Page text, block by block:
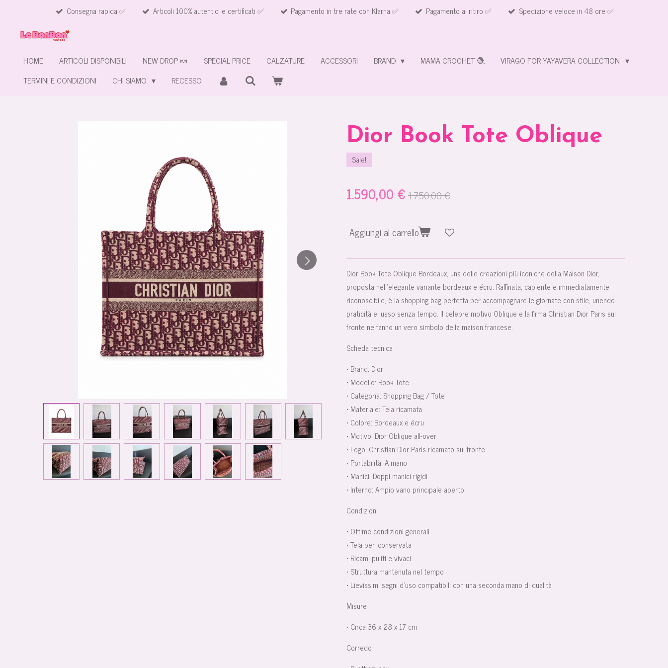
contenuto
Consegna rapida ✅ Articoli 100% autentici e certificati ✅ Pagamento in tre rate con Klarna ✅ Pagamento al ritiro ✅ Spedizione veloce in 48 ore ✅
HOME ARTICOLI DISPONIBILI NEW DROP 🍬 SPECIAL PRICE CALZATURE ACCESSORI BRAND MAMA CROCHET 🧶
VIRAGO FOR YAYAVERA COLLECTION
TERMINI E CONDIZIONI
CHI SIAMO RECESSO
Dior Book Tote Oblique
Sale!
1.590,00 €1.750,00 €
Aggiungi al carrello
Dior Book Tote Oblique Bordeaux, una delle creazioni più iconiche della Maison Dior,
proposta nell’elegante variante bordeaux e écru. Raffinata, capiente e immediatamente
riconoscibile, è la shopping bag perfetta per accompagnare le giornate con stile, unendo
praticità e lusso senza tempo. Il celebre motivo Oblique e la firma Christian Dior Paris sul
fronte ne fanno un vero simbolo della maison francese.
Scheda tecnica
• Brand: Dior
• Modello: Book Tote
• Categoria: Shopping Bag / Tote
• Materiale: Tela ricamata
• Colore: Bordeaux e écru
• Motivo: Dior Oblique all-over
• Logo: Christian Dior Paris ricamato sul fronte
• Portabilità: A mano
• Manici: Doppi manici rigidi
• Interno: Ampio vano principale aperto
Condizioni
• Ottime condizioni generali
• Tela ben conservata
• Ricami puliti e vivaci
• Struttura mantenuta nel tempo
• Lievissimi segni d’uso compatibili con una seconda mano di qualità
Misure
• Circa 36 x 28 x 17 cm
Corredo